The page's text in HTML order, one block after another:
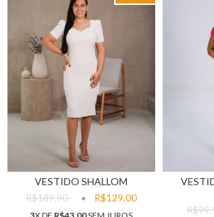
VESTIDO SHALLOM
R$189,90
R$129,00